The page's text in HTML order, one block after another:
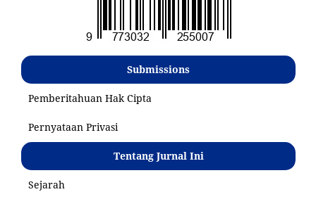
Submissions
Pemberitahuan Hak Cipta
Pernyataan Privasi
Tentang Jurnal Ini
Sejarah